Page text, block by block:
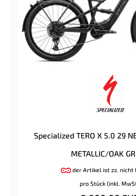
Specialized TERO X 5.0 29
METALLIC/OAK
der Artikel ist zz. nicht
pro Stück (inkl.